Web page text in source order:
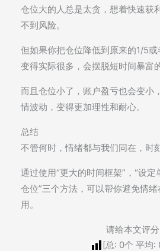
仓位大的人总是太贪，想着快速获
不到风险。
但如果你把仓位降低到原来的1/5
变得实际很多，会摆脱短时间暴富
而且仓位小了，账户盈亏也会变小
情波动，变得更加理性和耐心。
总结
不管何时，情绪都与我们同在，时
通过使用“更大的时间框架”，“设定
仓位”三个方法，可以帮你避免情
用。
请给本文评分
[总: 0个 平均: